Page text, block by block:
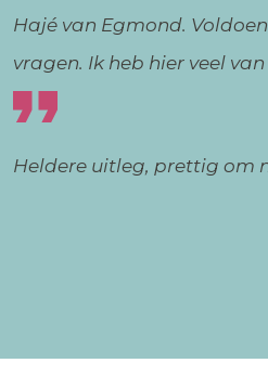
Hajé van Egmond.
vragen. Ik heb hier veel
Heldere uitleg, prettig om